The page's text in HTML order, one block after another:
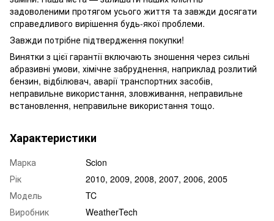
задоволеними протягом усього життя та завжди досягати
справедливого вирішення будь-якої проблеми.
Завжди потрібне підтвердження покупки!
Винятки з цієї гарантії включають зношення через сильні
абразивні умови, хімічне забруднення, наприклад розлитий
бензин, відбілювач, аварії транспортних засобів,
неправильне використання, зловживання, неправильне
встановлення, неправильне використання тощо.
Характеристики
Марка
Scion
Рік
2010, 2009, 2008, 2007, 2006, 2005
Модель
TC
Виробник
WeatherTech